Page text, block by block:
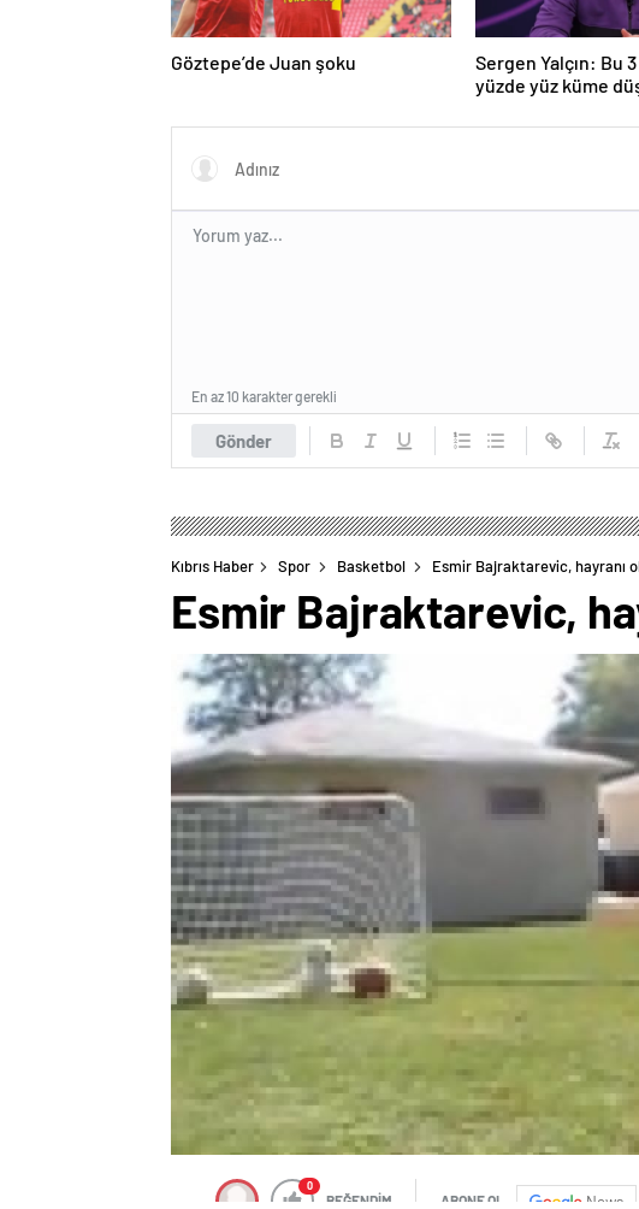
Göztepe’de Juan şoku
Sergen Yalçın: Bu 3
yüzde yüz küme
Gönder
En az 10 karakter gerekli
Kıbrıs Haber Spor Basketbol Esmir Bajraktarevic, hayranı
Esmir Bajraktarevic,
0
BEĞENDİM ABONE OL News